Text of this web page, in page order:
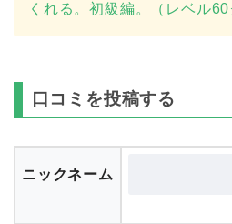
くれる。初級編。（レベル
口コミを投稿する
ニックネーム